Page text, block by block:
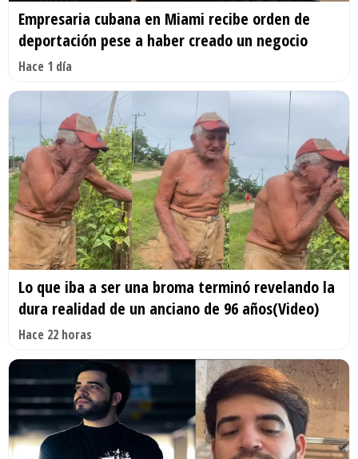
Empresaria cubana en Miami recibe orden de
deportación pese a haber creado un negocio
Hace 1 día
Lo que iba a ser una broma terminó revelando la
dura realidad de un anciano de 96 años(Video)
Hace 22 horas